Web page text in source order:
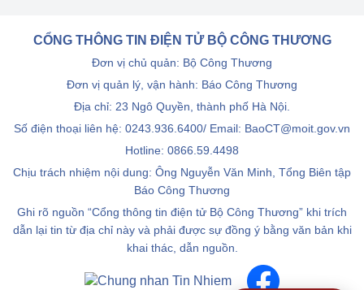
CỔNG THÔNG TIN ĐIỆN TỬ BỘ CÔNG THƯƠNG
Đơn vị chủ quản: Bộ Công Thương
Đơn vị quản lý, vận hành: Báo Công Thương
Địa chỉ: 23 Ngô Quyền, thành phố Hà Nội.
Số điện thoại liên hệ: 0243.936.6400/ Email: BaoCT@moit.gov.vn
Hotline: 0866.59.4498
Chịu trách nhiệm nội dung: Ông Nguyễn Văn Minh, Tổng Biên tập
Báo Công Thương
Ghi rõ nguồn “Cổng thông tin điện tử Bộ Công Thương” khi trích
dẫn lại tin từ địa chỉ này và phải được sự đồng ý bằng văn bản khi
khai thác, dẫn nguồn.